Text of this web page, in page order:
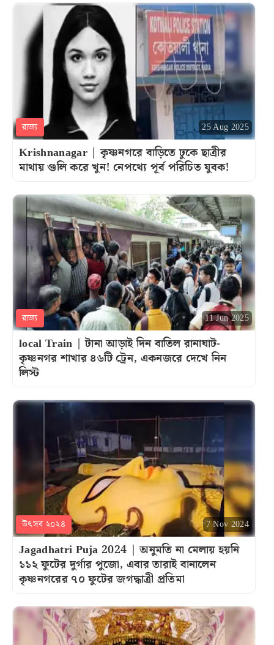
রাজ্য 25 Aug 2025
Krishnanagar | কৃষ্ণনগরে বাড়িতে ঢুকে ছাত্রীর
মাথায় গুলি করে খুন! নেপথ্যে পূর্ব পরিচিত যুবক!
রাজ্য 11 Jun 2025
local Train | টানা আড়াই দিন বাতিল রানাঘাট-
কৃষ্ণনগর শাখার ৪৬টি ট্রেন, একনজরে দেখে নিন
লিস্ট
উৎসব ২০২৪ 7 Nov 2024
Jagadhatri Puja 2024 | অনুমতি না মেলায় হয়নি
১১২ ফুটের দুর্গার পুজো, এবার তারাই বানালেন
কৃষ্ণনগরের ৭০ ফুটের জগদ্ধাত্রী প্রতিমা